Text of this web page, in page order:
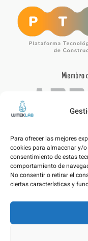
Para ofrecer las mejores
cookies para almacenar y/
consentimiento de estas
comportamiento de
No consentir o retirar el
ciertas características y
Avís